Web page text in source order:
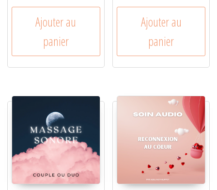
Ajouter au
panier
Ajouter au
panier